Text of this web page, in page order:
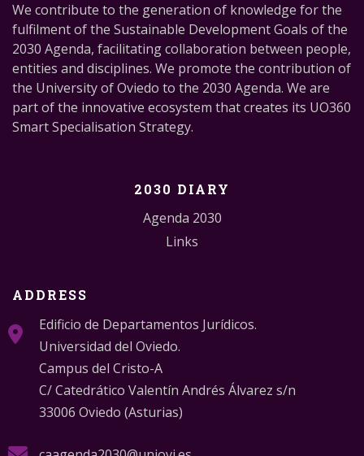
We contribute to the generation of knowledge for the
fulfilment of the Sustainable Development Goals of the
2030 Agenda, facilitating collaboration between people,
entities and disciplines. We promote the contribution of
the University of Oviedo to the 2030 Agenda. We are
part of the innovative ecosystem that creates its UO360
Smart Specialisation Strategy.
2030 DIARY
Agenda 2030
Links
ADDRESS
Edificio de Departamentos Jurídicos.
Universidad del Oviedo.
Campus del Cristo-A
C/ Catedrático Valentín Andrés Álvarez s/n
33006 Oviedo (Asturias)